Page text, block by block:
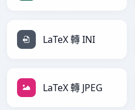
LaTeX 轉 INI
LaTeX 轉 JPEG